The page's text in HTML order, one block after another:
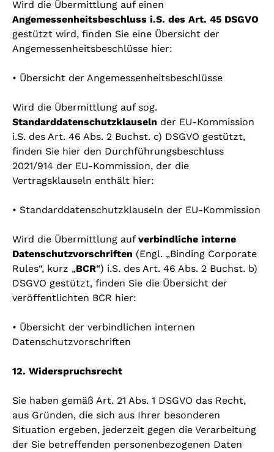
Wird die Übermittlung auf einen
Angemessenheitsbeschluss i.S. des Art. 45 DSGVO
gestützt wird, finden Sie eine Übersicht der
Angemessenheitsbeschlüsse hier:
• Übersicht der Angemessenheitsbeschlüsse
Wird die Übermittlung auf sog.
Standarddatenschutzklauseln der EU-Kommission
i.S. des Art. 46 Abs. 2 Buchst. c) DSGVO gestützt,
finden Sie hier den Durchführungsbeschluss
2021/914 der EU-Kommission, der die
Vertragsklauseln enthält hier:
• Standarddatenschutzklauseln der EU-Kommission
Wird die Übermittlung auf verbindliche interne
Datenschutzvorschriften (Engl. „Binding Corporate
Rules“, kurz „BCR“) i.S. des Art. 46 Abs. 2 Buchst. b)
DSGVO gestützt, finden Sie die Übersicht der
veröffentlichten BCR hier:
• Übersicht der verbindlichen internen
Datenschutzvorschriften
12. Widerspruchsrecht
Sie haben gemäß Art. 21 Abs. 1 DSGVO das Recht,
aus Gründen, die sich aus Ihrer besonderen
Situation ergeben, jederzeit gegen die Verarbeitung
der Sie betreffenden personenbezogenen Daten